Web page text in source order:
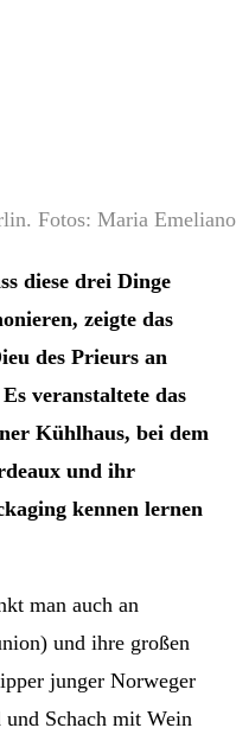
Fotos: Maria
diese drei Dinge
zeigte das
des Prieurs an
veranstaltete das
Kühlhaus, bei dem
und ihr
kennen lernen
man auch an
und ihre großen
junger Norweger
und Schach mit Wein